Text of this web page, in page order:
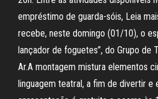
empréstimo de guarda-sóis, Leia
recebe, neste domingo (01/10), o
lançador de foguetes”, do Grupo de
Ar.A montagem mistura elementos
linguagem teatral, a fim de divertir e